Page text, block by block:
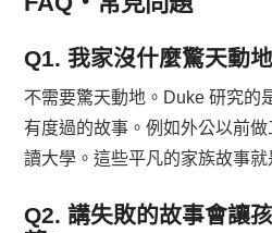
Q1. 我家沒什麼驚天動
不需要驚天動地。Duke 研究的
有度過的故事。例如外公以前
讀大學。這些平凡的家族故事就
Q2. 講失敗的故事會讓